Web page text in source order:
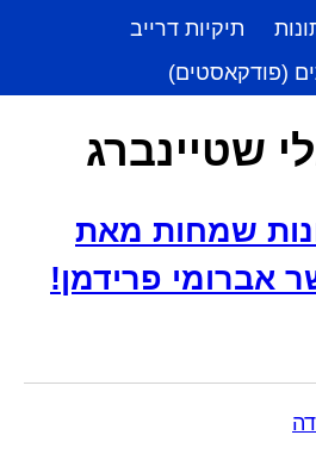
תיקיות דרייב
(פודקאסטים)
שטיינברג
שמחות מאת
אברומי פרידמן!